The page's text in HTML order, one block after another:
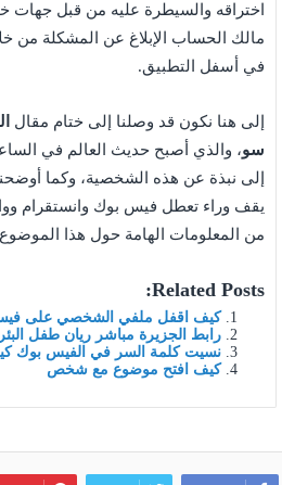
اختراقه والسيطرة عليه من قبل جهات
مالك الحساب الإبلاغ عن المشكلة من
في أسفل التطبيق.
إلى هنا نكون قد وصلنا إلى ختام مقال
سو، والذي أصبح حديث العالم في
إلى نبذة عن هذه الشخصية، وكما
يقف وراء تعطل فيس بوك وانستقرام
من المعلومات الهامة حول هذا
Related Posts:
كيف اقفل ملفي الشخصي على
رابط الجزيرة مباشر ريان طفل البئر
نسيت كلمة السر في الفيس بوك
كيف افتح موضوع مع شخص